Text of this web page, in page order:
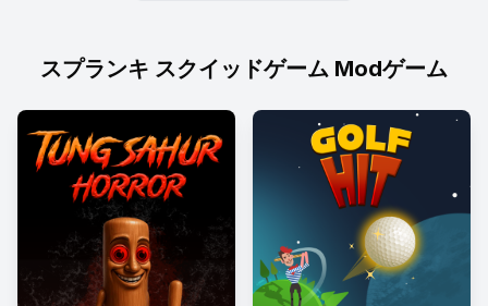
スプランキ スクイッドゲーム Modゲーム